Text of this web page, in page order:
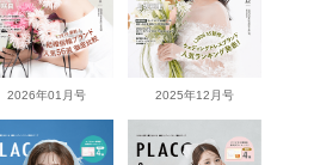
2026年01月号 2025年12月号